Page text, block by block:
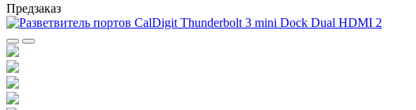
Предзаказ